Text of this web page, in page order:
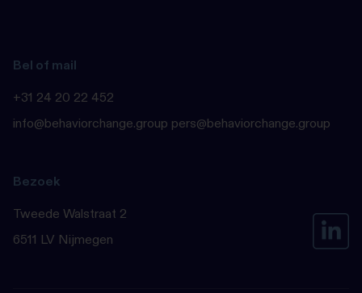
Bel of mail
+31 24 20 22 452
info@behaviorchange.group pers@behaviorchange.group
Bezoek
Tweede Walstraat 2
6511 LV Nijmegen